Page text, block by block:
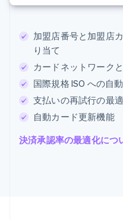
加盟店番号と加盟店
り当て
カードネットワーク
国際規格 ISO への自
支払いの再試行の最
自動カード更新機能
決済承認率の最適化につ